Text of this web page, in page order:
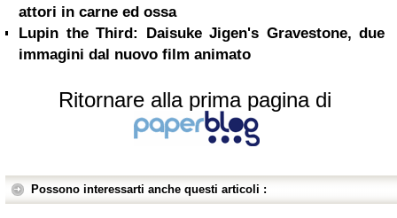
attori in carne ed ossa
Lupin the Third: Daisuke Jigen's Gravestone, due
immagini dal nuovo film animato
Ritornare alla prima pagina di
Possono interessarti anche questi articoli :